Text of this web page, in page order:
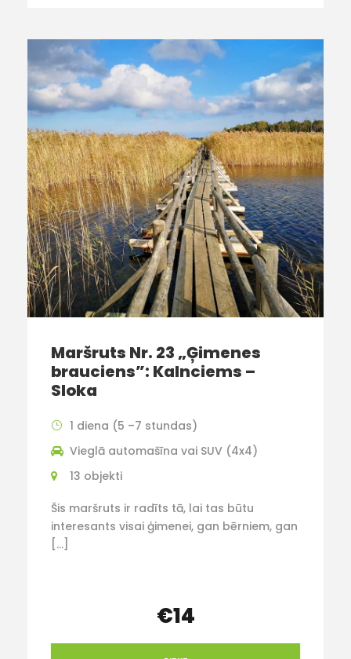
Maršruts Nr. 23 „Ģimenes
brauciens”: Kalnciems –
Sloka
1 diena (5 –7 stundas)
Vieglā automašīna vai SUV (4x4)
13 objekti
Šis maršruts ir radīts tā, lai tas būtu
interesants visai ģimenei, gan bērniem, gan
[…]
€14